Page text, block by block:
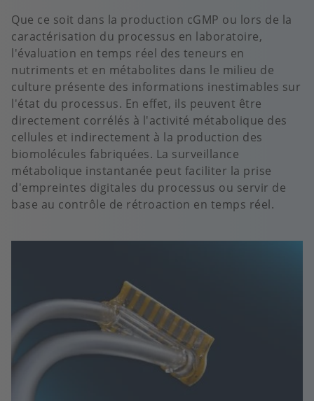
Que ce soit dans la production cGMP ou lors de la
caractérisation du processus en laboratoire,
l'évaluation en temps réel des teneurs en
nutriments et en métabolites dans le milieu de
culture présente des informations inestimables sur
l'état du processus. En effet, ils peuvent être
directement corrélés à l'activité métabolique des
cellules et indirectement à la production des
biomolécules fabriquées. La surveillance
métabolique instantanée peut faciliter la prise
d'empreintes digitales du processus ou servir de
base au contrôle de rétroaction en temps réel.